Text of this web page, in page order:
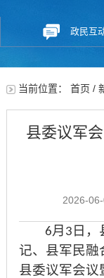
政民互
当前位置： 首页 /
县委议军
2026-
6月 3 日
记、县军民融
县委议军会议